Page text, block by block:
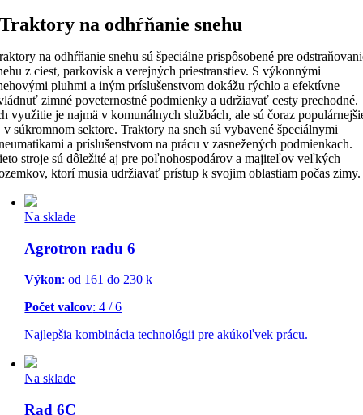
Traktory na odhŕňanie snehu
na odhŕňanie snehu sú špeciálne prispôsobené pre
z ciest, parkovísk a verejných priestranstiev. S výkonnými
pluhmi a iným príslušenstvom dokážu rýchlo a efektívne
zimné poveternostné podmienky a udržiavať cesty prechodné.
využitie je najmä v komunálnych službách, ale sú čoraz
v súkromnom sektore. Traktory na sneh sú vybavené špeciálnymi
a príslušenstvom na prácu v zasnežených podmienkach.
stroje sú dôležité aj pre poľnohospodárov a majiteľov veľkých
ktorí musia udržiavať prístup k svojim oblastiam počas zimy.
Na sklade
Agrotron radu 6
Výkon: od 161 do 230 k
Počet valcov: 4 / 6
Najlepšia kombinácia technológii pre akúkoľvek prácu.
Na sklade
Rad 6C